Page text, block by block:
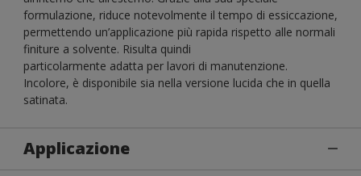
formulazione, riduce notevolmente il tempo di essiccazione,
permettendo un’applicazione più rapida rispetto alle normali
finiture a solvente. Risulta quindi
particolarmente adatta per lavori di manutenzione.
Incolore, è disponibile sia nella versione lucida che in quella
satinata.
Applicazione